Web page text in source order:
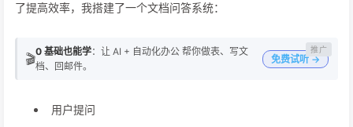
了提高效率，我搭建了一个文档问答系统：
🎬0 基础也能学：让 AI + 自动化办公 帮你做表、写文
档、回邮件。
免费试听 →
用户提问